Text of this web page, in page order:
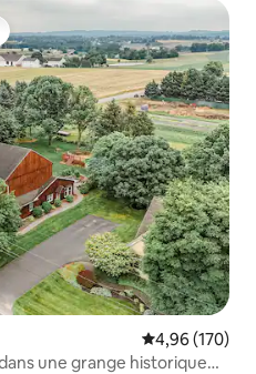
les plus aimés
Note
4,96 (170)
une grange historique